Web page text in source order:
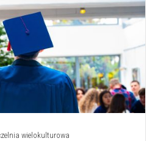
wielokulturowa